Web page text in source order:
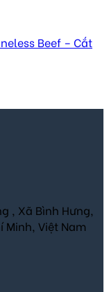
Beef – Cắt
, Xã Bình Hưng,
Minh, Việt Nam